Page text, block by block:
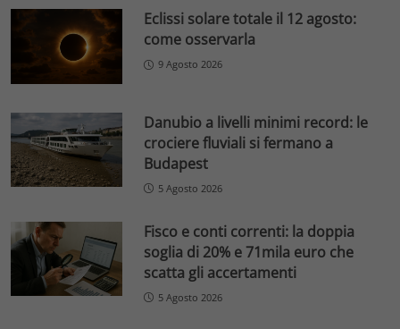
Eclissi solare totale il 12 agosto:
come osservarla
9 Agosto 2026
Danubio a livelli minimi record: le
crociere fluviali si fermano a
Budapest
5 Agosto 2026
Fisco e conti correnti: la doppia
soglia di 20% e 71mila euro che
scatta gli accertamenti
5 Agosto 2026